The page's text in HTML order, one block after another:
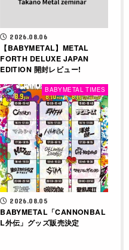
2026.08.06
【BABYMETAL】METAL
FORTH DELUXE JAPAN
EDITION 開封レビュー!
BABYMETAL TIMES
2026.08.05
BABYMETAL「CANNONBAL
L外伝」グッズ販売決定